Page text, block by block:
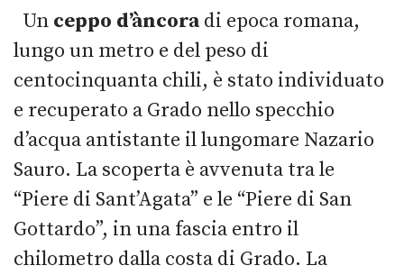
Un ceppo d’àncoradi epoca romana,
lungo un metro e del peso di
centocinquanta chili, è stato individuato
e recuperato a Grado nello specchio
d’acqua antistante il lungomare Nazario
Sauro. La scoperta è avvenuta tra le
“Piere di Sant’Agata” e le “Piere di San
Gottardo”, in una fascia entro il
chilometro dalla costa di Grado. La